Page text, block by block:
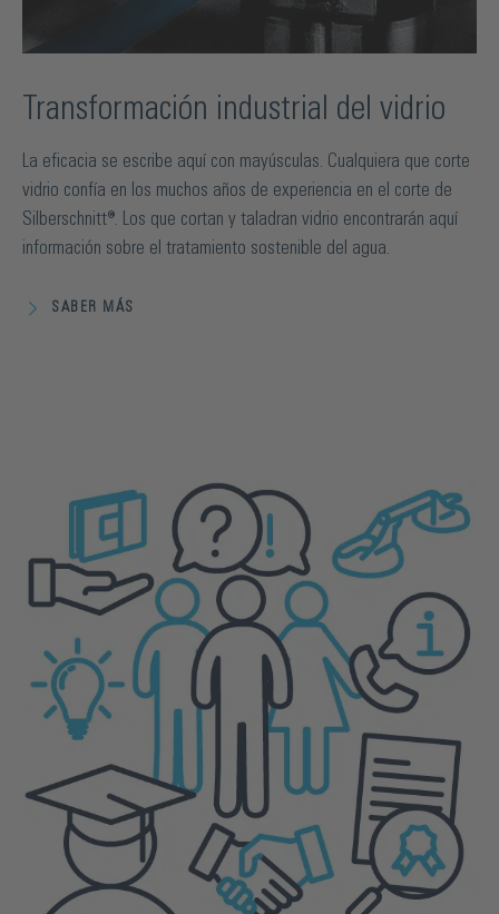
Transformación industrial del vidrio
La eficacia se escribe aquí con mayúsculas. Cualquiera que corte
vidrio confía en los muchos años de experiencia en el corte de
Silberschnitt®. Los que cortan y taladran vidrio encontrarán aquí
información sobre el tratamiento sostenible del agua.
SABER MÁS